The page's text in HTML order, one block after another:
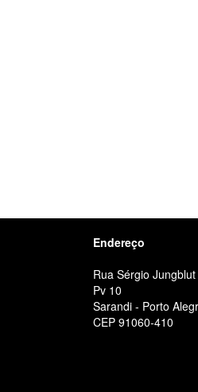
Endereço
Rua Sérgio
Pv 10
Sarandi - Porto
CEP 91060-410